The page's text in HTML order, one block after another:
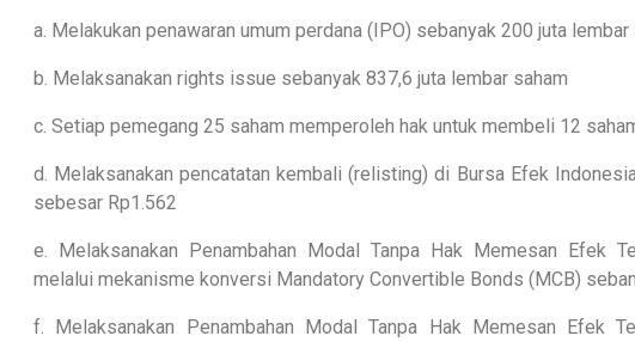
a. Melakukan penawaran umum perdana (IPO) sebanyak 200 juta lembar
b. Melaksanakan rights issue sebanyak 837,6 juta lembar saham
c. Setiap pemegang 25 saham memperoleh hak untuk membeli 12
d. Melaksanakan pencatatan kembali (relisting) di Bursa Efek
sebesar Rp1.562
e. Melaksanakan Penambahan Modal Tanpa Hak Memesan Efek
melalui mekanisme konversi Mandatory Convertible Bonds (MCB)
f. Melaksanakan Penambahan Modal Tanpa Hak Memesan Efek